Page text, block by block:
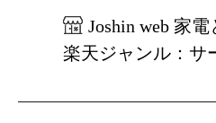
Joshin web 家
楽天ジャンル：サ